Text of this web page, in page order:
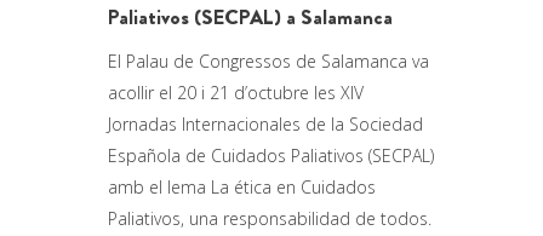
Paliativos (SECPAL) a Salamanca
El Palau de Congressos de Salamanca va
acollir el 20 i 21 d’octubre les XIV
Jornadas Internacionales de la Sociedad
Española de Cuidados Paliativos (SECPAL)
amb el lema La ética en Cuidados
Paliativos, una responsabilidad de todos.